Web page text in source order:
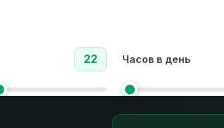
22 Часов в день